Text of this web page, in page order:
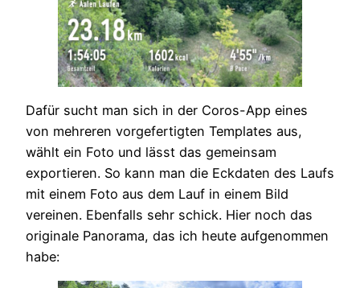
Dafür sucht man sich in der Coros-App eines
von mehreren vorgefertigten Templates aus,
wählt ein Foto und lässt das gemeinsam
exportieren. So kann man die Eckdaten des Laufs
mit einem Foto aus dem Lauf in einem Bild
vereinen. Ebenfalls sehr schick. Hier noch das
originale Panorama, das ich heute aufgenommen
habe: